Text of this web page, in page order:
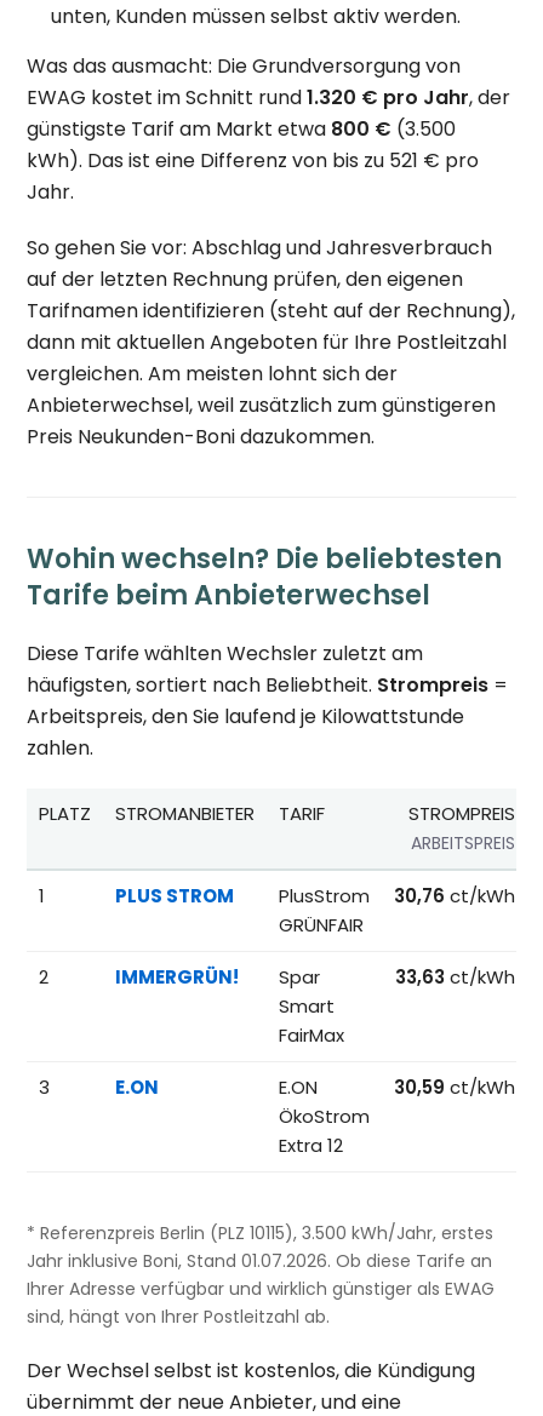
unten, Kunden müssen selbst aktiv werden.
Was das ausmacht: Die Grundversorgung von
EWAG kostet im Schnitt rund1.320 € pro Jahr, der
günstigste Tarif am Markt etwa 800 € (3.500
kWh). Das ist eine Differenz von bis zu 521 € pro
Jahr.
So gehen Sie vor: Abschlag und Jahresverbrauch
auf der letzten Rechnung prüfen, den eigenen
Tarifnamen identifizieren (steht auf der Rechnung),
dann mit aktuellen Angeboten für Ihre Postleitzahl
vergleichen. Am meisten lohnt sich der
Anbieterwechsel, weil zusätzlich zum günstigeren
Preis Neukunden-Boni dazukommen.
Wohin wechseln? Die beliebtesten
Tarife beim Anbieterwechsel
Diese Tarife wählten Wechsler zuletzt am
häufigsten, sortiert nach Beliebtheit. Strompreis =
Arbeitspreis, den Sie laufend je Kilowattstunde
zahlen.
Beliebteste Tarife beim Anbieterwechsel;
PLATZ STROMANBIETER TARIF STROMPREIS
ARBEITSPREIS
1 PLUS STROM
PlusStrom
GRÜNFAIR
30,76 ct/kWh
2 IMMERGRÜN!
Spar
Smart
FairMax
33,63 ct/kWh
3 E.ON
E.ON
ÖkoStrom
Extra 12
30,59 ct/kWh
* Referenzpreis Berlin (PLZ 10115), 3.500 kWh/Jahr, erstes
Jahr inklusive Boni, Stand 01.07.2026. Ob diese Tarife an
Ihrer Adresse verfügbar und wirklich günstiger als EWAG
sind, hängt von Ihrer Postleitzahl ab.
Der Wechsel selbst ist kostenlos, die Kündigung
übernimmt der neue Anbieter, und eine